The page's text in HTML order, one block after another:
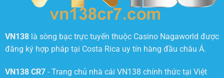
VN138là sòng bạc trực tuyến thuộc Casino Nagaworld được
đăng ký hợp pháp tại Costa Rica uy tín hàng đầu châu Á.
VN138 CR7- Trang chủ nhà cái VN138 chính thức tại Việt